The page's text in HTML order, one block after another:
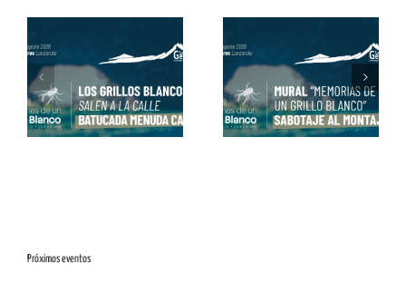
Mural «Memorias de
un Grillo Blanco» con
Matías Mata
Conviértete en Grillo
Blanco con Alex Dorta
Próximos eventos